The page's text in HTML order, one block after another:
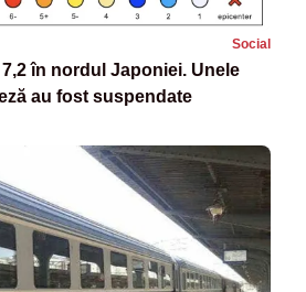
Social
în nordul Japoniei. Unele
au fost suspendate